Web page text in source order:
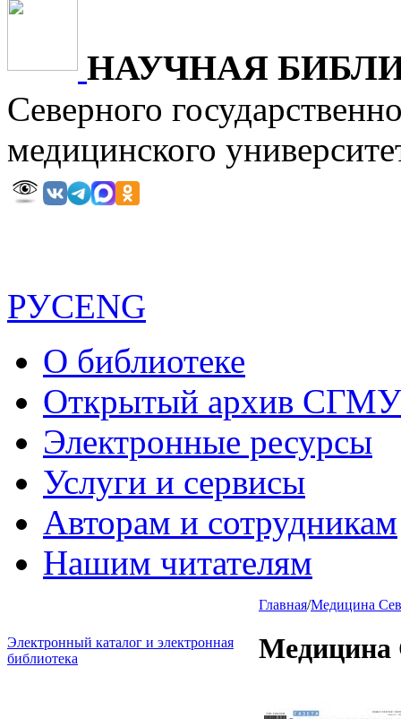
НАУЧНАЯ
Северного
медицинского
РУСENG
О библиотеке
Открытый архив СГМУ
Электронные ресурсы
Услуги и сервисы
Авторам и сотрудникам
Нашим читателям
Электронный каталог и электронная
библиотека
Главная/Медицина
Медицина